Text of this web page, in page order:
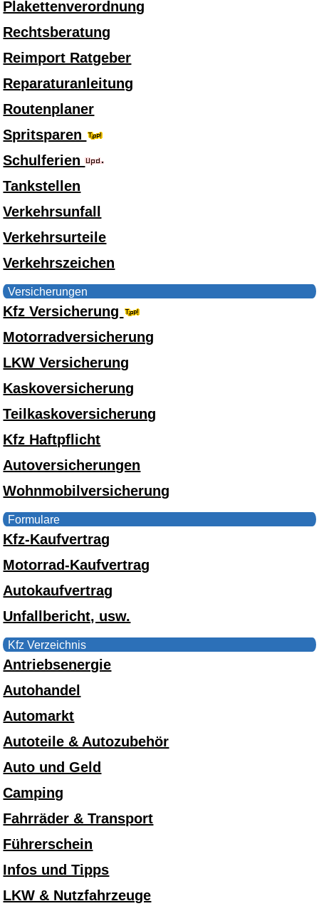
Plakettenverordnung
Rechtsberatung
Reimport Ratgeber
Reparaturanleitung
Routenplaner
Spritsparen
Schulferien
Tankstellen
Verkehrsunfall
Verkehrsurteile
Verkehrszeichen
Versicherungen
Kfz Versicherung
Motorradversicherung
LKW Versicherung
Kaskoversicherung
Teilkaskoversicherung
Kfz Haftpflicht
Autoversicherungen
Wohnmobilversicherung
Formulare
Kfz-Kaufvertrag
Motorrad-Kaufvertrag
Autokaufvertrag
Unfallbericht, usw.
Kfz Verzeichnis
Antriebsenergie
Autohandel
Automarkt
Autoteile & Autozubehör
Auto und Geld
Camping
Fahrräder & Transport
Führerschein
Infos und Tipps
LKW & Nutzfahrzeuge